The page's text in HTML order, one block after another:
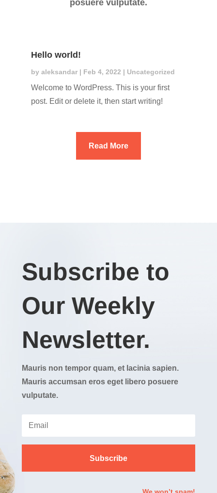
posuere vulputate.
Hello world!
by aleksandar| Feb 4, 2022 | Uncategorized
Welcome to WordPress. This is your first
post. Edit or delete it, then start writing!
Read More
Subscribe to
Our Weekly
Newsletter.
Mauris non tempor quam, et lacinia sapien.
Mauris accumsan eros eget libero posuere
vulputate.
Subscribe